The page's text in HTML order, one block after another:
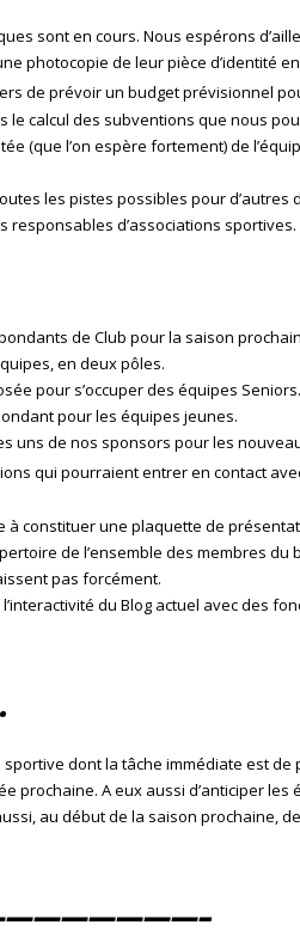
sont en cours. Nous espérons
photocopie de leur pièce d’identité
de prévoir un budget prévisionnel
le calcul des subventions que nous
(que l’on espère fortement) de
les pistes possibles pour
responsables d’associations sportives.
de Club pour la saison
en deux pôles.
pour s’occuper des équipes Seniors.
pour les équipes jeunes.
uns de nos sponsors pour les
qui pourraient entrer en contact
à constituer une plaquette de
de l’ensemble des membres
pas forcément.
du Blog actuel avec des
dont la tâche immédiate est
prochaine. A eux aussi d’anticiper
au début de la saison prochaine,